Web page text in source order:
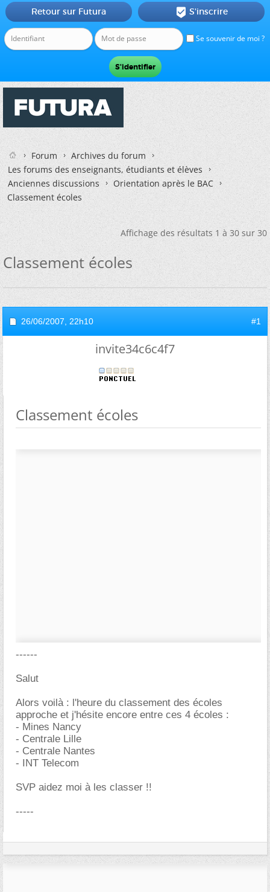
Se souvenir de moi ?
Retour sur Futura  S'inscrire
Forum
Archives du forum
Les forums des enseignants, étudiants et élèves
Anciennes discussions
Orientation après le BAC
Classement écoles
Affichage des résultats 1 à 30 sur 30
Classement écoles
26/06/2007, 22h10 #1
invite34c6c4f7
Classement écoles
------
Salut
Alors voilà : l'heure du classement des écoles
approche et j'hésite encore entre ces 4 écoles :
- Mines Nancy
- Centrale Lille
- Centrale Nantes
- INT Telecom
SVP aidez moi à les classer !!
-----